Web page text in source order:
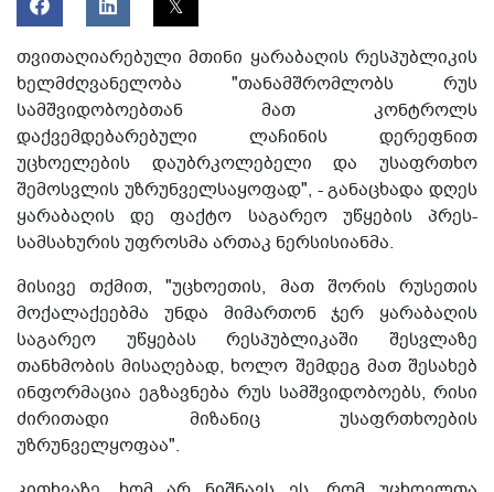
თვითაღიარებული მთინი ყარაბაღის რესპუბლიკის
ხელმძღვანელობა "თანამშრომლობს რუს
სამშვიდობოებთან მათ კონტროლს
დაქვემდებარებული ლაჩინის დერეფნით
უცხოელების დაუბრკოლებელი და უსაფრთხო
შემოსვლის უზრუნველსაყოფად", - განაცხადა დღეს
ყარაბაღის დე ფაქტო საგარეო უწყების პრეს-
სამსახურის უფროსმა ართაკ ნერსისიანმა.
მისივე თქმით, "უცხოეთის, მათ შორის რუსეთის
მოქალაქეებმა უნდა მიმართონ ჯერ ყარაბაღის
საგარეო უწყებას რესპუბლიკაში შესვლაზე
თანხმობის მისაღებად, ხოლო შემდეგ მათ შესახებ
ინფორმაცია ეგზავნება რუს სამშვიდობოებს, რისი
ძირითადი მიზანიც უსაფრთხოების
უზრუნველყოფაა".